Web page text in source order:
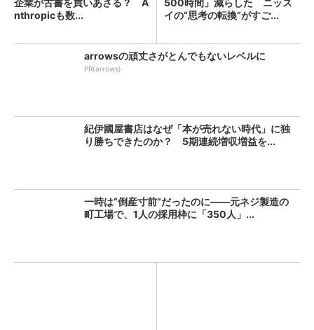
企業が古書を買いあさる？ A
nthropicも数...
500時間」減らした ニッス
イの“思考の転換”がすご...
arrowsの頑丈さがとんでもないレベルに
PR(arrows)
紀伊國屋書店はなぜ「本が売れない時代」に独
り勝ちできたのか？ 5期連続増収増益を...
一時は“倒産寸前”だったのに――元ネジ製造の
町工場で、1人の採用枠に「350人」...